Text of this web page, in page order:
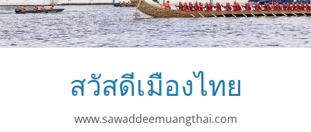
สวัสดีเมืองไทย
www.sawaddeemuangthai.com